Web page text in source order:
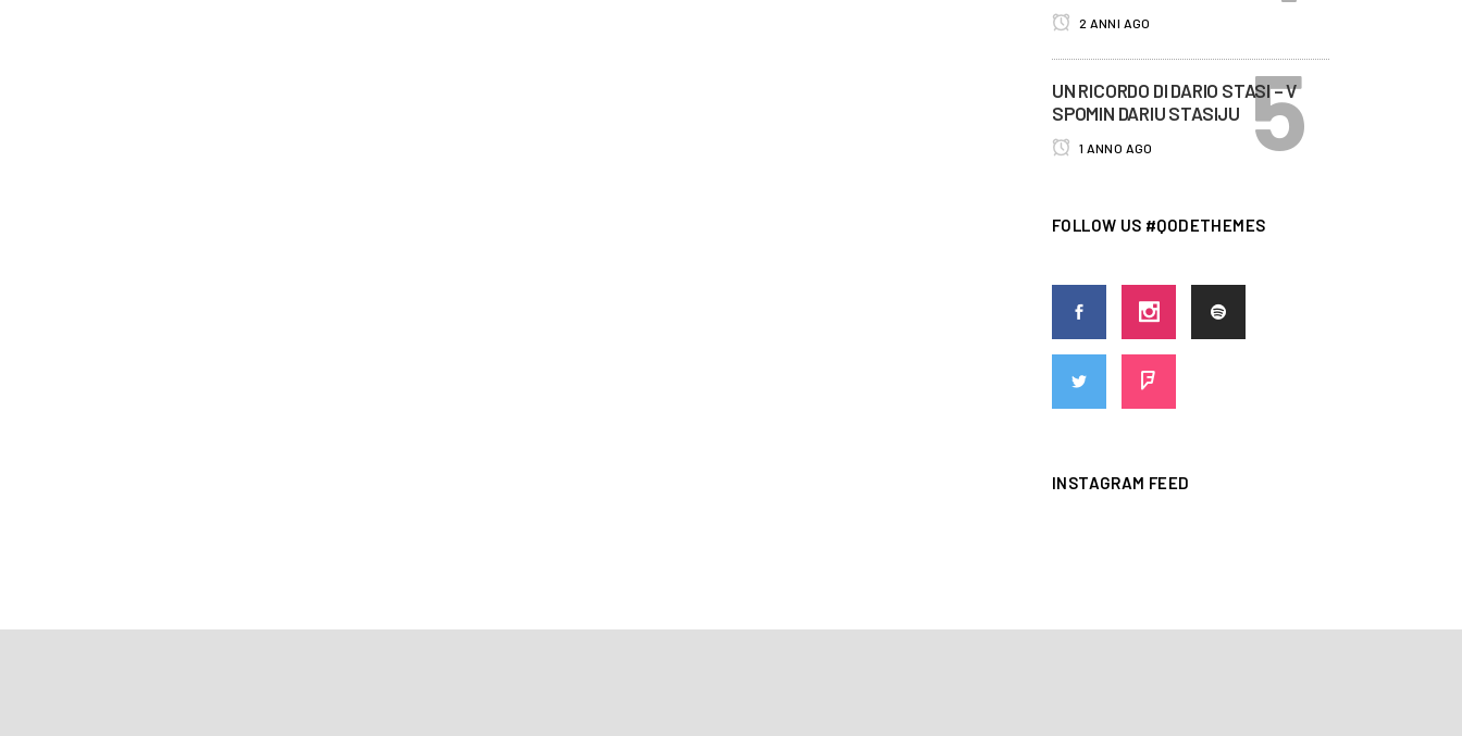
2 ANNI AGO
UN RICORDO DI DARIO STASI – V
SPOMIN DARIU STASIJU
1 ANNO AGO
FOLLOW US #QODETHEMES
INSTAGRAM FEED